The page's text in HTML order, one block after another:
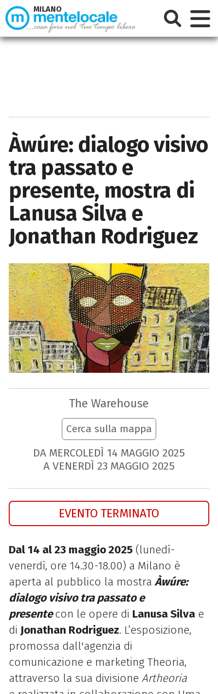
Àwúre: dialogo visivo
tra passato e
presente, mostra di
Lanusa Silva e
Jonathan Rodriguez
The Warehouse
Cerca sulla mappa
DA MERCOLEDÌ 14 MAGGIO 2025
A VENERDÌ 23 MAGGIO 2025
EVENTO TERMINATO
Dal 14 al 23 maggio 2025 (lunedì-
venerdì, ore 14.30-18.00) a Milano è
aperta al pubblico la mostra Àwúre:
dialogo visivo tra passato e
presente con le opere di Lanusa Silva e
di Jonathan Rodriguez. L’esposizione,
promossa dall'agenzia di
comunicazione e marketing Theoria,
attraverso la sua divisione Artheoria
MILANO